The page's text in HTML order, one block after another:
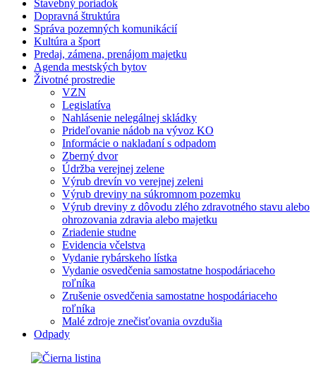
Stavebný poriadok
Dopravná štruktúra
Správa pozemných komunikácií
Kultúra a šport
Predaj, zámena, prenájom majetku
Agenda mestských bytov
Životné prostredie
VZN
Legislatíva
Nahlásenie nelegálnej skládky
Prideľovanie nádob na vývoz KO
Informácie o nakladaní s odpadom
Zberný dvor
Údržba verejnej zelene
Výrub drevín vo verejnej zeleni
Výrub dreviny na súkromnom pozemku
Výrub dreviny z dôvodu zlého zdravotného stavu alebo
ohrozovania zdravia alebo majetku
Zriadenie studne
Evidencia včelstva
Vydanie rybárskeho lístka
Vydanie osvedčenia samostatne hospodáriaceho
roľníka
Zrušenie osvedčenia samostatne hospodáriaceho
roľníka
Malé zdroje znečisťovania ovzdušia
Odpady